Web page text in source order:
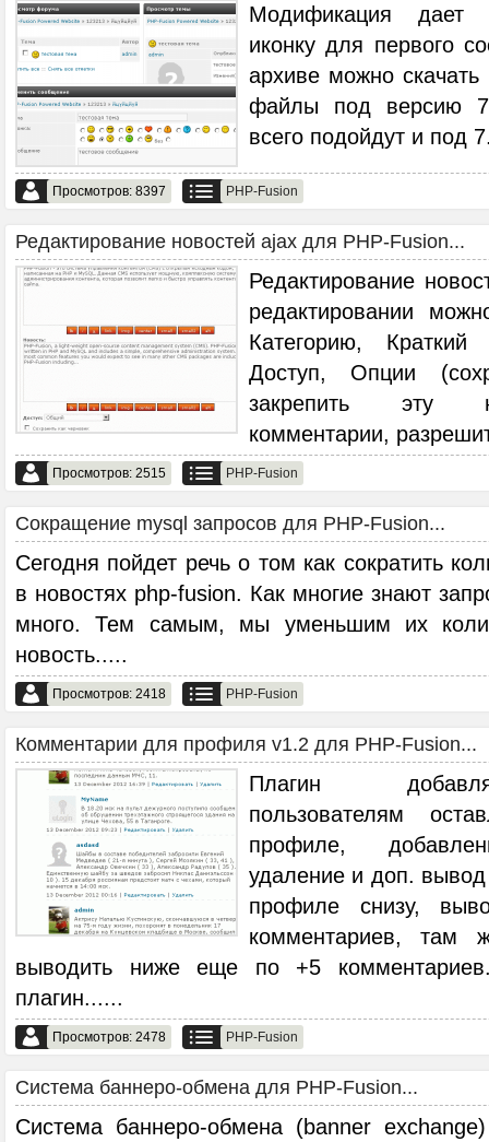
Модификация дает
иконку для первого
архиве можно
файлы под версию
всего подойдут и под
Просмотров: 8397 PHP-Fusion
Редактирование новостей ajax для PHP-Fusion...
Редактирование
редактировании
Категорию,
Доступ, Опции
закрепить эту
комментарии,
Просмотров: 2515 PHP-Fusion
Сокращение mysql запросов для PHP-Fusion...
Сегодня пойдет речь о том как сократить
в новостях php-fusion. Как многие знают
много. Тем самым, мы уменьшим их
новость.....
Просмотров: 2418 PHP-Fusion
Комментарии для профиля v1.2 для PHP-Fusion...
Плагин
пользователям
профиле,
удаление и доп.
профиле снизу,
комментариев, там
выводить ниже еще по +5 комментариев.
плагин......
Просмотров: 2478 PHP-Fusion
Система баннеро-обмена для PHP-Fusion...
Система баннеро-обмена (banner